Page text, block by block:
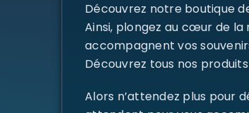
Découvrez notre boutique
Ainsi, plongez au cœur de
accompagnent vos
Découvrez tous nos
Alors n’attendez plus pour